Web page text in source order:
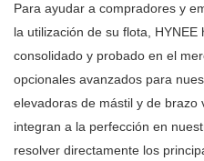
Para ayudar a compradores y
la utilización de su flota,
consolidado y probado en el
opcionales avanzados para
elevadoras de mástil y de brazo
integran a la perfección en
resolver directamente los